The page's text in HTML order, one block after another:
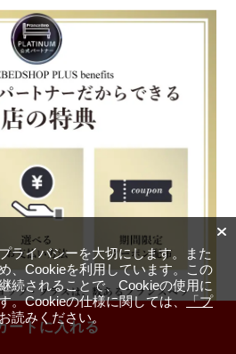
ートに入れる
ライバシーを大切にします。また
、Cookieを利用しています。この
続されることで、Cookieの使用に
。Cookieの仕様に関しては、「プ
読みください。